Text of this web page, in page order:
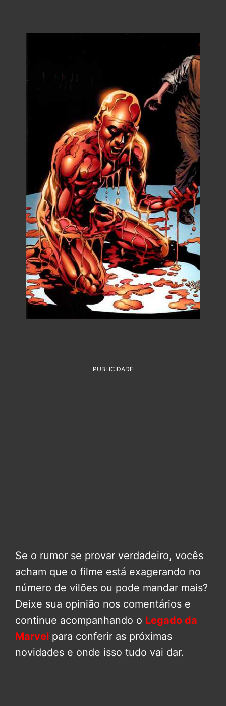
PUBLICIDADE
Se o rumor se provar verdadeiro, vocês
acham que o filme está exagerando no
número de vilões ou pode mandar mais?
Deixe sua opinião nos comentários e
continue acompanhando o Legado da
Marvel para conferir as próximas
novidades e onde isso tudo vai dar.